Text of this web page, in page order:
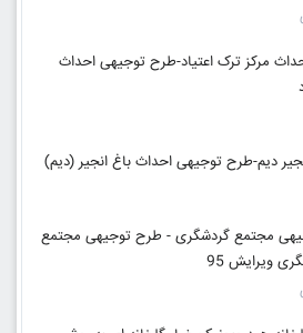
مرکز ترک اعتیاد-طرح توجیهی احداث
دیم-طرح توجیهی احداث باغ انجیر (دیم)
مجتمع گردشگری - طرح توجیهی مجتمع
ویرایش 95